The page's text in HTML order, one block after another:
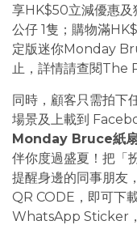
享HK$50立減優惠
公仔 1隻；購物滿
定版迷你Monday
止，詳情請查閱The
同時，顧客只需拍下
場景及上載到
Monday Bruce紙
伴你度過盛夏！把「
提醒身邊的同事朋友
QR CODE，即可下
WhatsApp Sticker